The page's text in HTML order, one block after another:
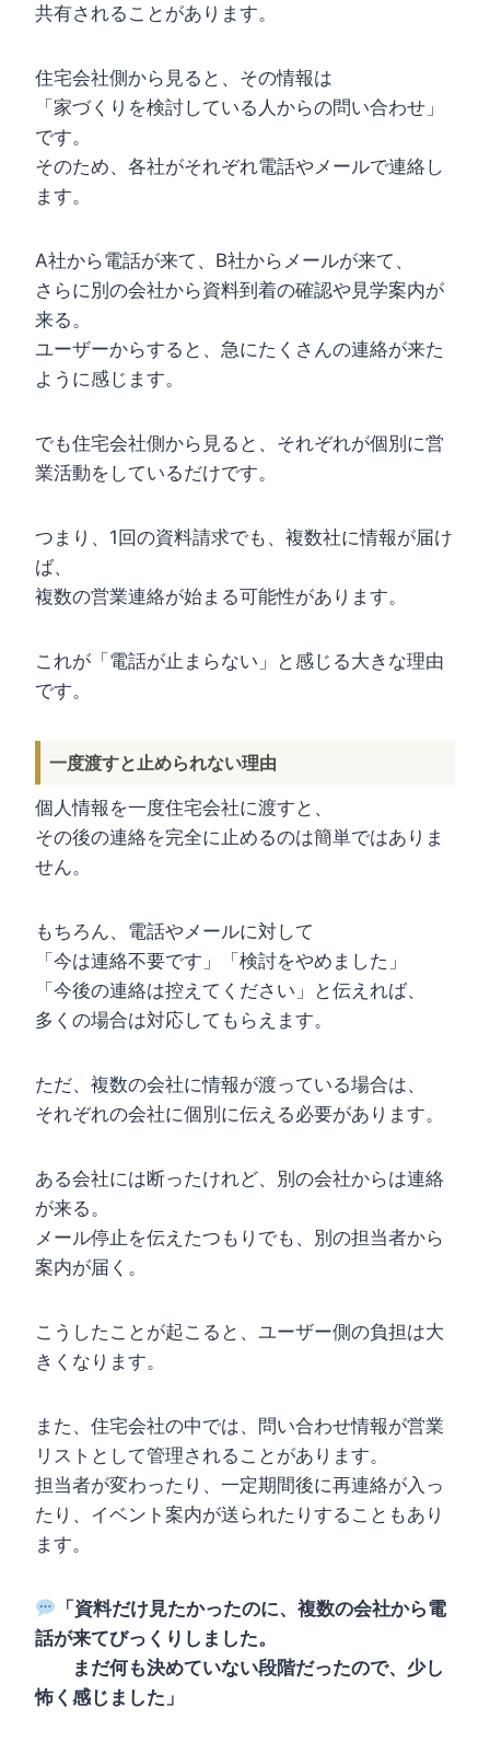
共有されることがあります。
住宅会社側から見ると、その情報は
「家づくりを検討している人からの問い合わせ」
です。
そのため、各社がそれぞれ電話やメールで連絡し
ます。
A社から電話が来て、B社からメールが来て、
さらに別の会社から資料到着の確認や見学案内が
来る。
ユーザーからすると、急にたくさんの連絡が来た
ように感じます。
でも住宅会社側から見ると、それぞれが個別に営
業活動をしているだけです。
つまり、1回の資料請求でも、複数社に情報が届け
ば、
複数の営業連絡が始まる可能性があります。
これが「電話が止まらない」と感じる大きな理由
です。
一度渡すと止められない理由
個人情報を一度住宅会社に渡すと、
その後の連絡を完全に止めるのは簡単ではありま
せん。
もちろん、電話やメールに対して
「今は連絡不要です」「検討をやめました」
「今後の連絡は控えてください」と伝えれば、
多くの場合は対応してもらえます。
ただ、複数の会社に情報が渡っている場合は、
それぞれの会社に個別に伝える必要があります。
ある会社には断ったけれど、別の会社からは連絡
が来る。
メール停止を伝えたつもりでも、別の担当者から
案内が届く。
こうしたことが起こると、ユーザー側の負担は大
きくなります。
また、住宅会社の中では、問い合わせ情報が営業
リストとして管理されることがあります。
担当者が変わったり、一定期間後に再連絡が入っ
たり、イベント案内が送られたりすることもあり
ます。
「資料だけ見たかったのに、複数の会社から電
話が来てびっくりしました。
まだ何も決めていない段階だったので、少し
怖く感じました」